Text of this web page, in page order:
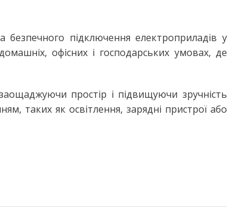
підключення електроприладів у
офісних і господарських умовах, де
простір і підвищуючи зручність
таких як освітлення, зарядні пристрої або